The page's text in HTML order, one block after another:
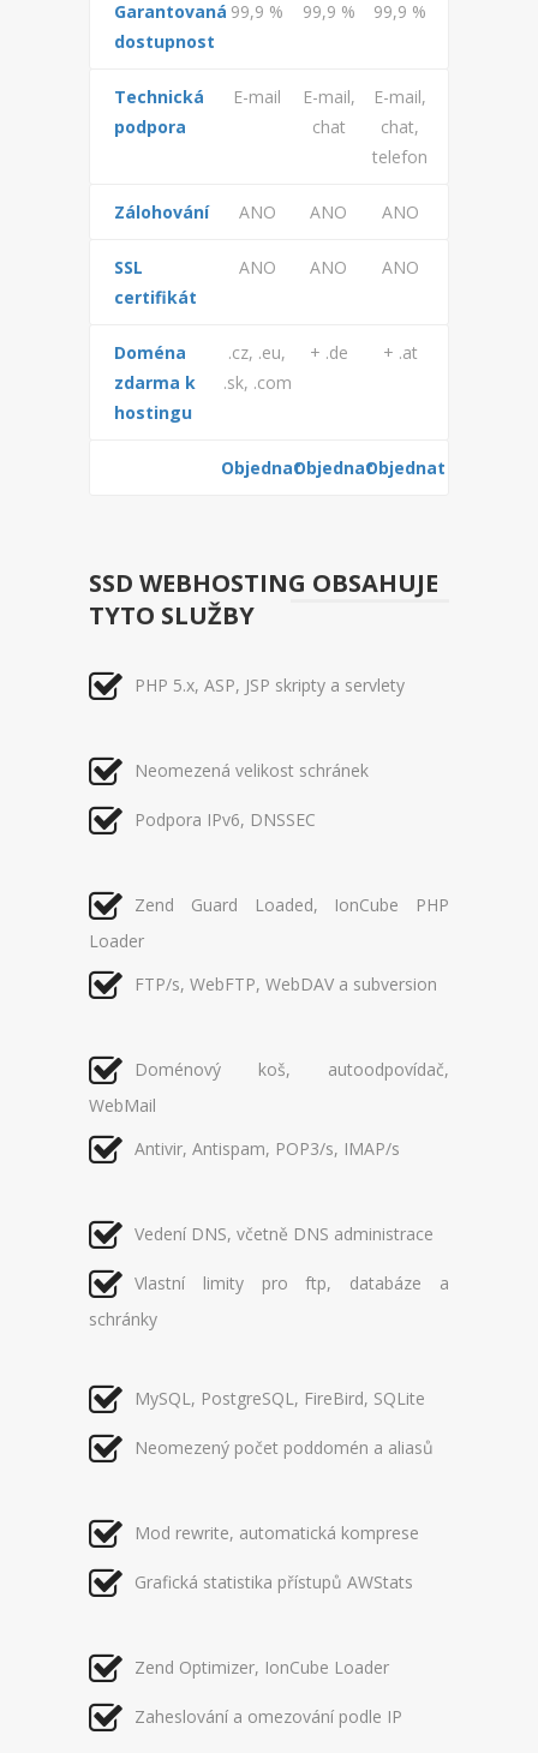
Garantovaná
dostupnost
99,9 % 99,9 % 99,9 %
Technická
podpora
E-mail
E-mail,
chat
E-mail,
chat,
telefon
Zálohování ANO ANO ANO
SSL
certifikát
ANO ANO ANO
Doména
zdarma k
hostingu
.cz, .eu,
.sk, .com
+ .de + .at
ObjednatObjednatObjednat
SSD WEBHOSTING OBSAHUJE
TYTO SLUŽBY
PHP 5.x, ASP, JSP skripty a servlety
Neomezená velikost schránek
Podpora IPv6, DNSSEC
Zend Guard Loaded, IonCube PHP
Loader
FTP/s, WebFTP, WebDAV a subversion
Doménový koš, autoodpovídač,
WebMail
Antivir, Antispam, POP3/s, IMAP/s
Vedení DNS, včetně DNS administrace
Vlastní limity pro ftp, databáze a
schránky
MySQL, PostgreSQL, FireBird, SQLite
Neomezený počet poddomén a aliasů
Mod rewrite, automatická komprese
Grafická statistika přístupů AWStats
Zend Optimizer, IonCube Loader
Zaheslování a omezování podle IP